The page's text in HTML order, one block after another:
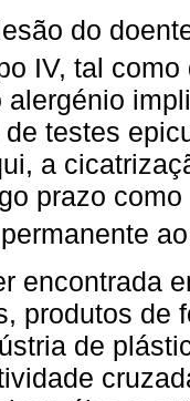
do
IV, tal
alergénio
testes
a
prazo
encontrada
produtos de
de